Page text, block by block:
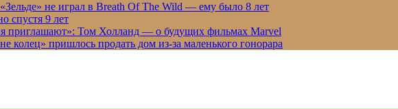
не играл в Breath Of The Wild — ему было 8 лет
спустя 9 лет
приглашают»: Том Холланд — о будущих фильмах Marvel
колец» пришлось продать дом из-за маленького гонорара